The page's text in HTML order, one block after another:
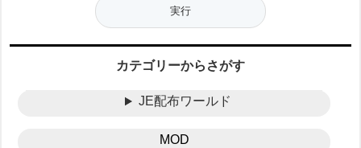
カテゴリーからさがす
JE配布ワールド
MOD